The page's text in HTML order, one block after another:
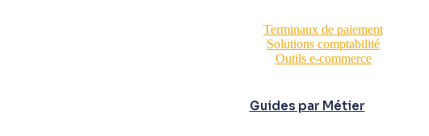
Terminaux de paiement
Solutions comptabilité
Outils e-commerce
Guides par Métier